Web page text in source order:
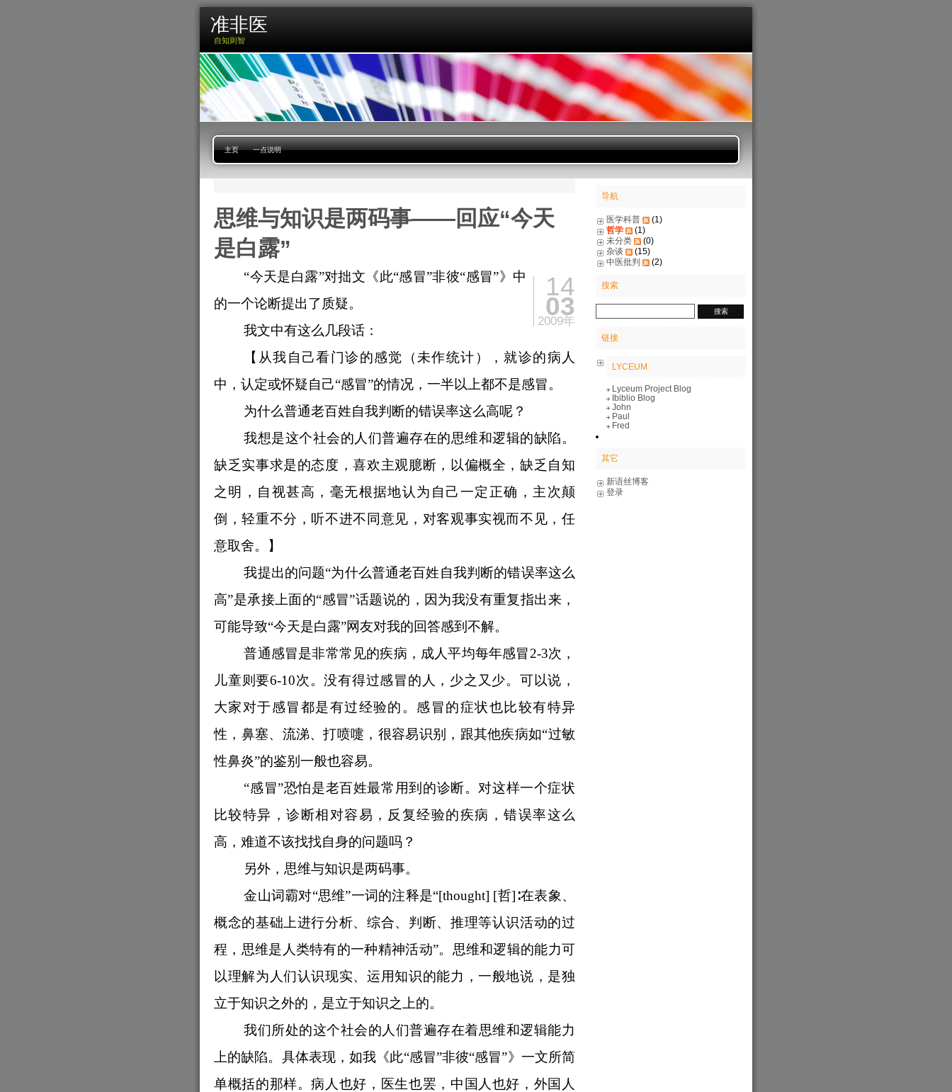
准非医
自知则智
主页 一点说明
思维与知识是两码事——回应“今天
是白露”
14
03
2009年
“今天是白露”对拙文《此“感冒”非彼“感冒”》中
的一个论断提出了质疑。
我文中有这么几段话：
【 从我自己看门诊的感觉（未作统计），就诊的病人
中，认定或怀疑自己“感冒”的情况，一半以上都不是感冒。
为什么普通老百姓自我判断的错误率这么高呢？
我想是这个社会的人们普遍存在的思维和逻辑的缺陷。
缺乏实事求是的态度，喜欢主观臆断，以偏概全，缺乏自知
之明，自视甚高，毫无根据地认为自己一定正确，主次颠
倒，轻重不分，听不进不同意见，对客观事实视而不见，任
意取舍。
】
我提出的问题“为什么普通老百姓自我判断的错误率这么
高”是承接上面的“感冒”话题说的，因为我没有重复指出来，
可能导致“今天是白露”网友对我的回答感到不解。
普通感冒是非常常见的疾病，成人平均每年感冒2-3次，
儿童则要6-10次。没有得过感冒的人，少之又少。可以说，
大家对于感冒都是有过经验的。感冒的症状也比较有特异
性，鼻塞、流涕、打喷嚏，很容易识别，跟其他疾病如“过敏
性鼻炎”的鉴别一般也容易。
“感冒”恐怕是老百姓最常用到的诊断。对这样一个症状
比较特异，诊断相对容易，反复经验的疾病，错误率这么
高，难道不该找找自身的问题吗？
另外，思维与知识是两码事。
金山词霸对“思维”一词的注释是“[thought] [哲]∶在表象、
概念的基础上进行分析、综合、判断、推理等认识活动的过
程，思维是人类特有的一种精神活动”。思维和逻辑的能力可
以理解为人们认识现实、运用知识的能力，一般地说，是独
立于知识之外的，是立于知识之上的。
我们所处的这个社会的人们普遍存在着思维和逻辑能力
上的缺陷。具体表现，如我 《此“感冒”非彼“感冒”》一文所简
单概括的那样。病人也好，医生也罢，中国人也好，外国人
导航
医学科普
(1)
哲学
(1)
未分类
(0)
杂谈
(15)
中医批判
(2)
搜索
链接
LYCEUM
Lyceum Project Blog
Ibiblio Blog
John
Paul
Fred
其它
新语丝博客
登录